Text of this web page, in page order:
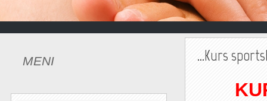
MENI ...Kurs